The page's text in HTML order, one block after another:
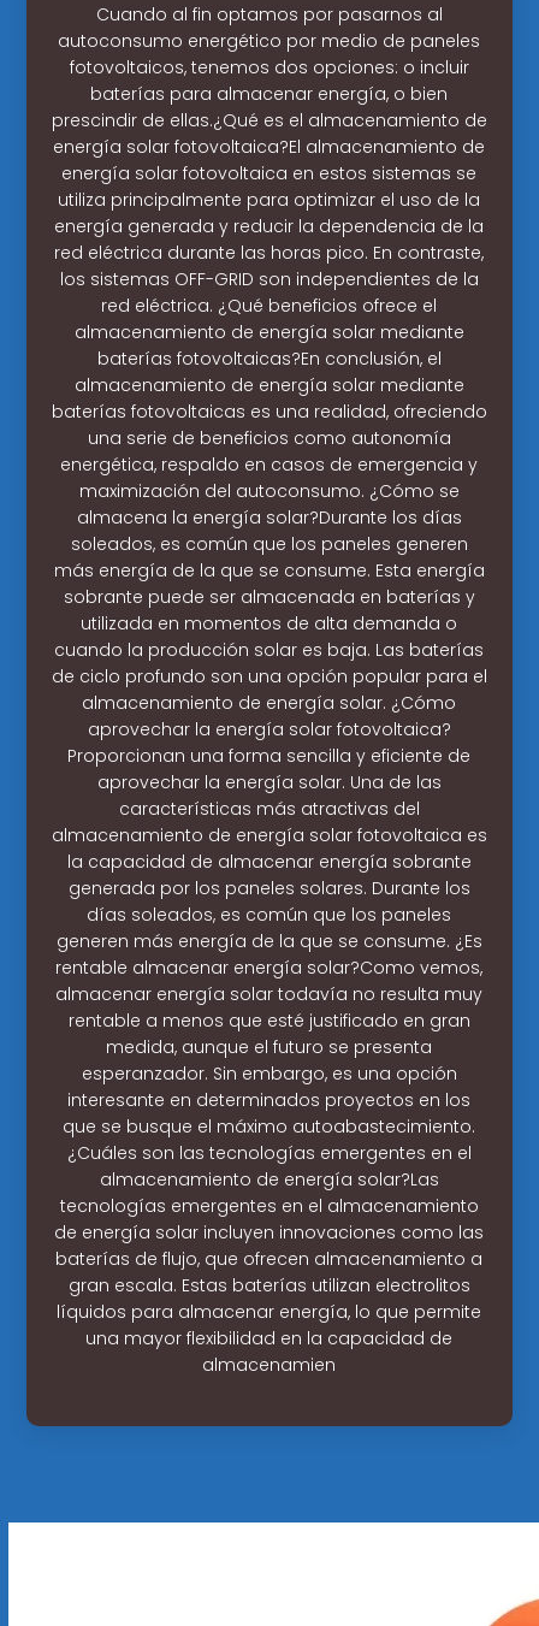
Cuando al fin optamos por pasarnos al
autoconsumo energético por medio de paneles
fotovoltaicos, tenemos dos opciones: o incluir
baterías para almacenar energía, o bien
prescindir de ellas.¿Qué es el almacenamiento de
energía solar fotovoltaica?El almacenamiento de
energía solar fotovoltaica en estos sistemas se
utiliza principalmente para optimizar el uso de la
energía generada y reducir la dependencia de la
red eléctrica durante las horas pico. En contraste,
los sistemas OFF-GRID son independientes de la
red eléctrica. ¿Qué beneficios ofrece el
almacenamiento de energía solar mediante
baterías fotovoltaicas?En conclusión, el
almacenamiento de energía solar mediante
baterías fotovoltaicas es una realidad, ofreciendo
una serie de beneficios como autonomía
energética, respaldo en casos de emergencia y
maximización del autoconsumo. ¿Cómo se
almacena la energía solar?Durante los días
soleados, es común que los paneles generen
más energía de la que se consume. Esta energía
sobrante puede ser almacenada en baterías y
utilizada en momentos de alta demanda o
cuando la producción solar es baja. Las baterías
de ciclo profundo son una opción popular para el
almacenamiento de energía solar. ¿Cómo
aprovechar la energía solar fotovoltaica?
Proporcionan una forma sencilla y eficiente de
aprovechar la energía solar. Una de las
características más atractivas del
almacenamiento de energía solar fotovoltaica es
la capacidad de almacenar energía sobrante
generada por los paneles solares. Durante los
días soleados, es común que los paneles
generen más energía de la que se consume. ¿Es
rentable almacenar energía solar?Como vemos,
almacenar energía solar todavía no resulta muy
rentable a menos que esté justificado en gran
medida, aunque el futuro se presenta
esperanzador. Sin embargo, es una opción
interesante en determinados proyectos en los
que se busque el máximo autoabastecimiento.
¿Cuáles son las tecnologías emergentes en el
almacenamiento de energía solar?Las
tecnologías emergentes en el almacenamiento
de energía solar incluyen innovaciones como las
baterías de flujo, que ofrecen almacenamiento a
gran escala. Estas baterías utilizan electrolitos
líquidos para almacenar energía, lo que permite
una mayor flexibilidad en la capacidad de
almacenamien